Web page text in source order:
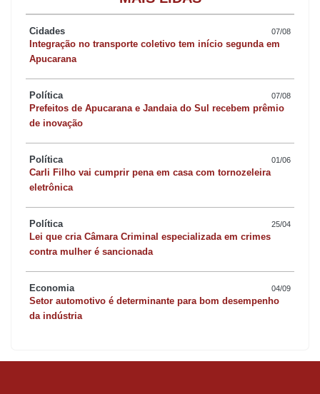
O PL 3975/2023, que encontra-se em tramitação no Senado
Federal, modifica o Código Brasileiro de Aeronáutica (Lei
7.565/86) e permite a cobrança apenas por assentos com
benefícios diferenciados, como maior espaço ou localização
Independente disso os Tribunais do país já vêm decidindo
contrariamente a essa cobrança quando tratar-se de assentos
comuns, ou seja, sem maiores confortos ou comodidades
especiais.
O entendimento é no sentido de que a marcação de um assento
é uma consequência lógica da compra do bilhete aéreo e é
maneira que revela-se abusiva a cobrança para a escolha de
assentos comuns, isso porque eleva sem justa causa o preço do
Cidades 07/08
Integração no transporte coletivo tem início segunda em
Apucarana
Política 07/08
Prefeitos de Apucarana e Jandaia do Sul recebem prêmio
de inovação
Política 01/06
Carli Filho vai cumprir pena em casa com tornozeleira
eletrônica
Política 25/04
Lei que cria Câmara Criminal especializada em crimes
contra mulher é sancionada
Economia 04/09
Setor automotivo é determinante para bom desempenho
da indústria